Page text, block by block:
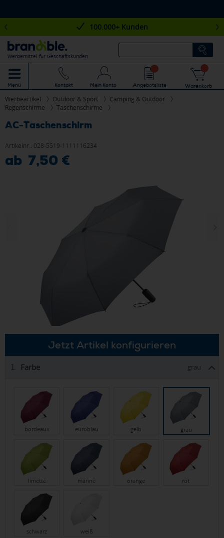
100.000+ Kunden
Werbemittel für Geschäftskunden
Menü Kontakt Mein Konto Angebotsliste Warenkorb
Werbeartikel Outdoor & Sport
Camping & Outdoor
Regenschirme
Taschenschirme
AC-Taschenschirm
Artikelnr.: 028-5519-1111116234
ab 7,50 €
Jetzt Artikel konfigurieren
1. Farbe grau
bordeaux euroblau gelb grau
limette marine orange rot
schwarz weiß